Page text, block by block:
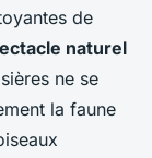
de
naturel
ne se
la faune